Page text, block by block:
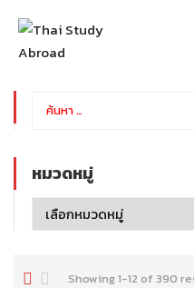
Showing 1-12 of 390
หมวดหมู่